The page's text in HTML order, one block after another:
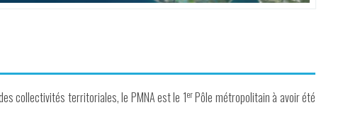
collectivités territoriales, le PMNA est le 1erPôle métropolitain à avoir été